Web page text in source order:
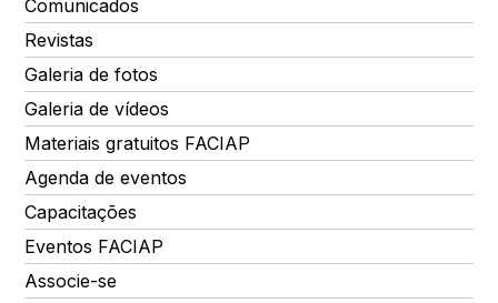
Comunicados
Revistas
Galeria de fotos
Galeria de vídeos
Materiais gratuitos FACIAP
Agenda de eventos
Capacitações
Eventos FACIAP
Associe-se